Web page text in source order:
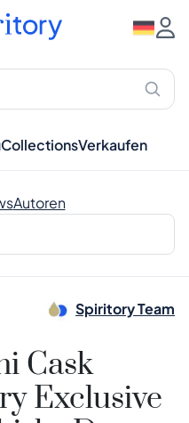
CollectionsVerkaufen
Autoren
Spiritory Team
Cask
Exclusive